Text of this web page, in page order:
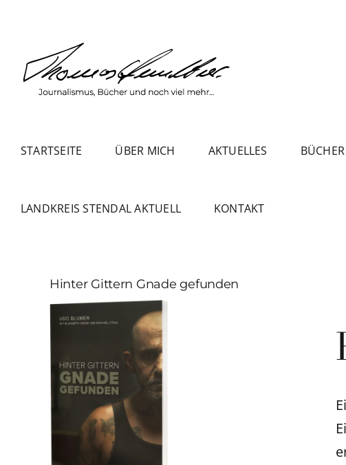
springen
STARTSEITE ÜBER MICH AKTUELLES BÜCHER
LANDKREIS STENDAL AKTUELL KONTAKT
Hinter Gittern Gnade gefunden